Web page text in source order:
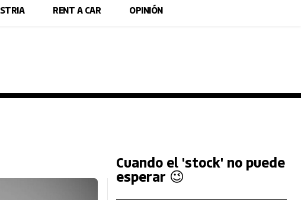
RENT A CAR OPINIÓN
Cuando el 'stock' no puede
esperar 😉